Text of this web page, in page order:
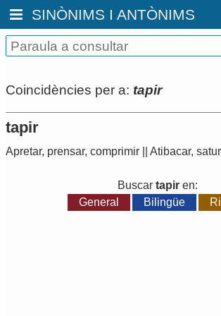
SINÒNIMS I ANTÒNIMS
Coincidències per a: tapir
tapir
Apretar, prensar, comprimir Atibacar,
Buscar tapir en:
General
Bilingüe